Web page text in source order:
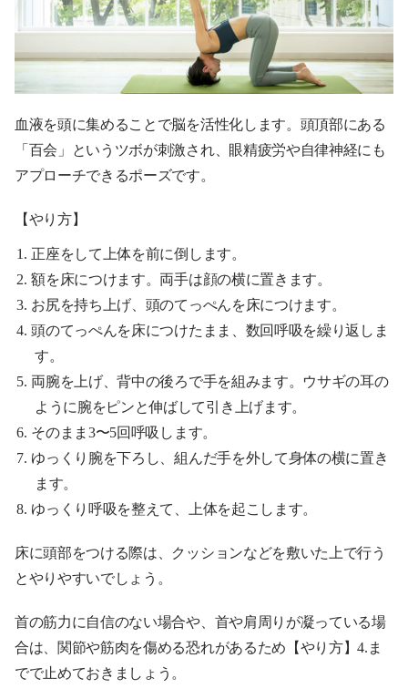
血液を頭に集めることで脳を活性化します。頭頂部にある
「百会」というツボが刺激され、眼精疲労や自律神経にも
アプローチできるポーズです。
【やり方】
正座をして上体を前に倒します。
額を床につけます。両手は顔の横に置きます。
お尻を持ち上げ、頭のてっぺんを床につけます。
頭のてっぺんを床につけたまま、数回呼吸を繰り返しま
す。
両腕を上げ、背中の後ろで手を組みます。ウサギの耳の
ように腕をピンと伸ばして引き上げます。
そのまま3〜5回呼吸します。
ゆっくり腕を下ろし、組んだ手を外して身体の横に置き
ます。
ゆっくり呼吸を整えて、上体を起こします。
床に頭部をつける際は、クッションなどを敷いた上で行う
とやりやすいでしょう。
首の筋力に自信のない場合や、首や肩周りが凝っている場
合は、関節や筋肉を傷める恐れがあるため【やり方】4.ま
でで止めておきましょう。